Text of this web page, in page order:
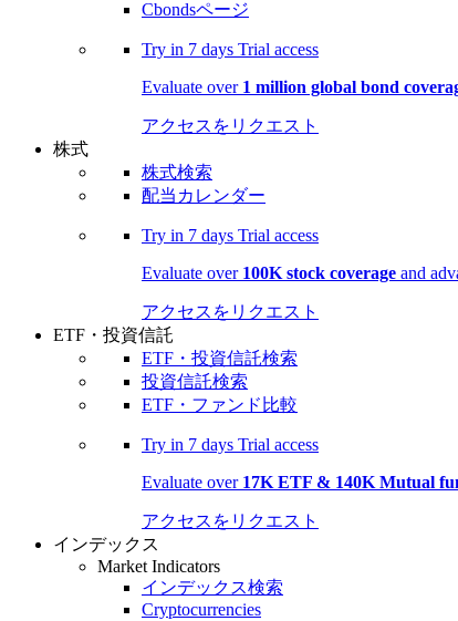
Cbondsページ
Try in 7 days Trial access
Evaluate over 1 million global bond
アクセスをリクエスト
株式
株式検索
配当カレンダー
Try in 7 days Trial access
Evaluate over 100K stock coverage and
アクセスをリクエスト
ETF・投資信託
ETF・投資信託検索
投資信託検索
ETF・ファンド比較
Try in 7 days Trial access
Evaluate over 17K ETF & 140K Mutual
アクセスをリクエスト
インデックス
Market Indicators
インデックス検索
Cryptocurrencies